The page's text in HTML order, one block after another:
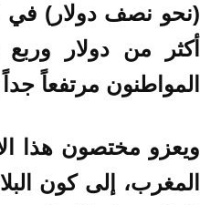
أكثر من دولار وربع
المواطنون مرتفعاً
ويعزو مختصون هذا